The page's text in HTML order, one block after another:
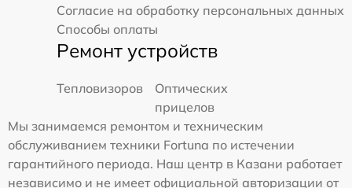
Согласие на обработку персональных данных
Способы оплаты
Ремонт устройств
Тепловизоров
Оптических
прицелов
Мы занимаемся ремонтом и техническим
обслуживанием техники Fortuna по истечении
гарантийного периода. Наш центр в Казани работает
независимо и не имеет официальной авторизации от